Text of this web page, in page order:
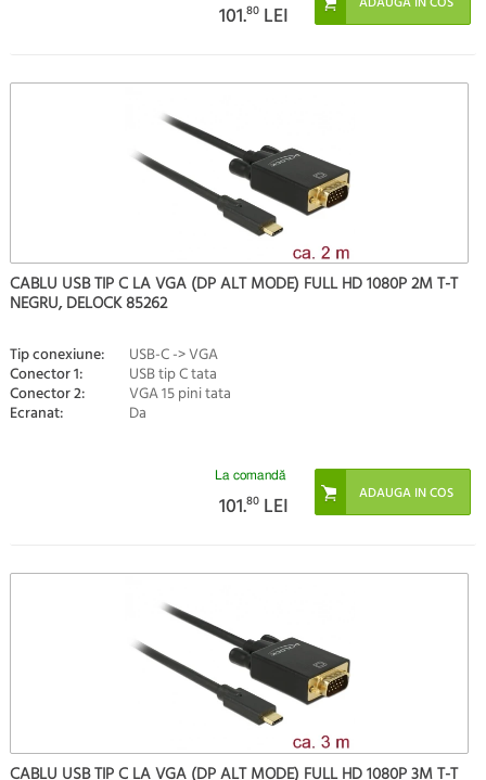
101.80 LEI
CABLU USB TIP C LA VGA (DP ALT MODE) FULL HD 1080P 2M T-T
NEGRU, DELOCK 85262
Tip conexiune: USB-C -> VGA
Conector 1: USB tip C tata
Conector 2: VGA 15 pini tata
Ecranat: Da
La comandă
101.80 LEI
CABLU USB TIP C LA VGA (DP ALT MODE) FULL HD 1080P 3M T-T